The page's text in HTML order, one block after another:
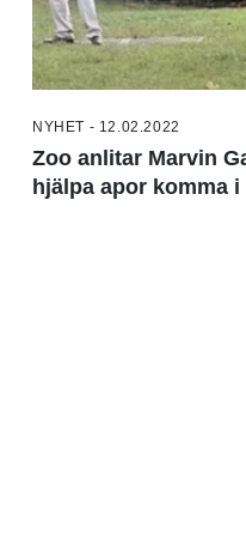
NYHET - 12.02.2022
Zoo anlitar Marvin
hjälpa apor komma